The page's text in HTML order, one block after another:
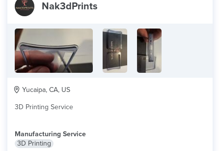
Nak3dPrints
Yucaipa, CA, US
3D Printing Service
Manufacturing Service
3D Printing